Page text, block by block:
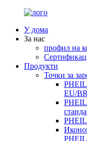
У дома
За нас
профил на
Продукти
Точки за
EU/